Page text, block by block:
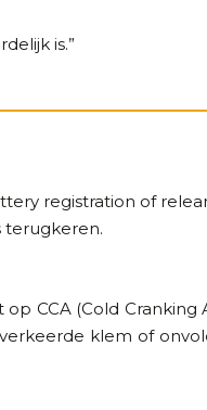
is.”
registration of
terugkeren.
op CCA (Cold Cranking
klem of